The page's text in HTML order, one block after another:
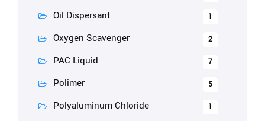
Oil Dispersant 1
Oxygen Scavenger 2
PAC Liquid 7
Polimer 5
Polyaluminum Chloride 1